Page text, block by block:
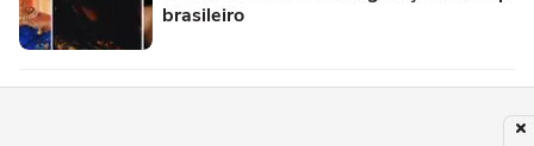
brasileiro